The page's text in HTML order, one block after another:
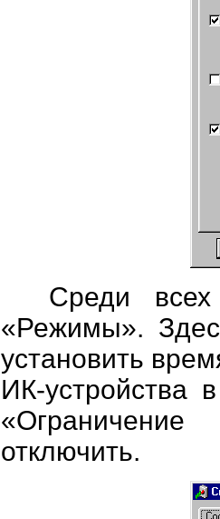
Среди всех
«Режимы».
установить
ИК-устройства
отключить.